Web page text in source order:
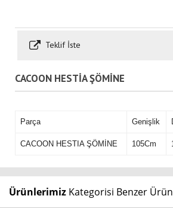
Teklif İste
CACOON HESTİA ŞÖMİNE
Parça Genişlik
CACOON HESTIA ŞÖMİNE 105Cm
Ürünlerimiz Kategorisi Benzer